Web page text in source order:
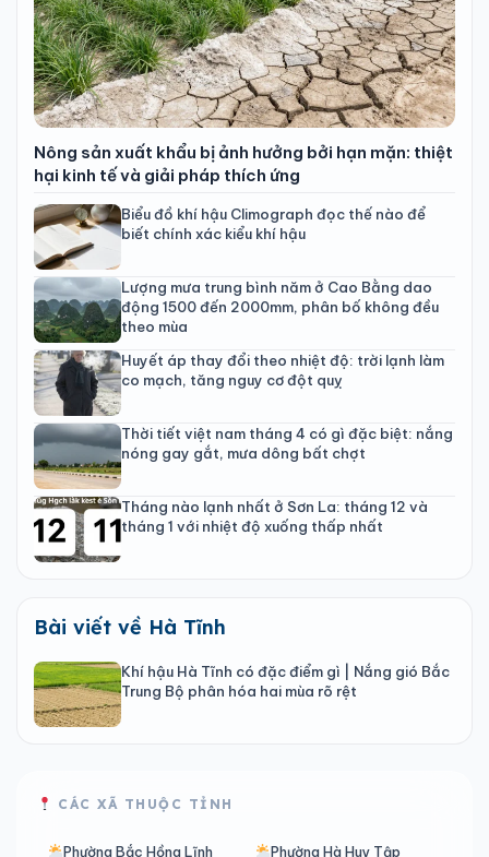
Nông sản xuất khẩu bị ảnh hưởng bởi hạn mặn: thiệt
hại kinh tế và giải pháp thích ứng
Biểu đồ khí hậu Climograph đọc thế nào để
biết chính xác kiểu khí hậu
Lượng mưa trung bình năm ở Cao Bằng dao
động 1500 đến 2000mm, phân bố không đều
theo mùa
Huyết áp thay đổi theo nhiệt độ: trời lạnh làm
co mạch, tăng nguy cơ đột quỵ
Thời tiết việt nam tháng 4 có gì đặc biệt: nắng
nóng gay gắt, mưa dông bất chợt
Tháng nào lạnh nhất ở Sơn La: tháng 12 và
tháng 1 với nhiệt độ xuống thấp nhất
Bài viết về Hà Tĩnh
Khí hậu Hà Tĩnh có đặc điểm gì | Nắng gió Bắc
Trung Bộ phân hóa hai mùa rõ rệt
CÁC XÃ THUỘC TỈNH
Phường Bắc Hồng Lĩnh Phường Hà Huy Tập